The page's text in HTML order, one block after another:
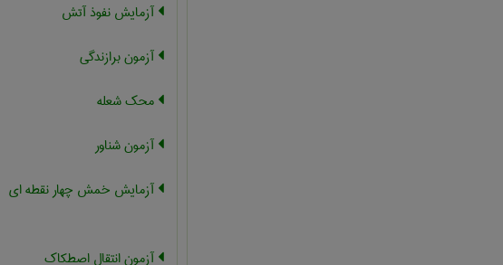
آزمایش نفوذ آتش
آزمون برازندگی
محک شعله
آزمون شناور
آزمایش خمش چهار نقطه ای
آزمون انتقال اصطکاک